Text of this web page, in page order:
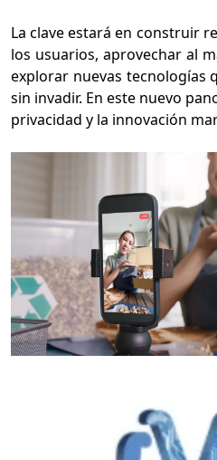
La clave estará en construir
los usuarios, aprovechar al
explorar nuevas tecnologías
sin invadir. En este nuevo
privacidad y la innovación